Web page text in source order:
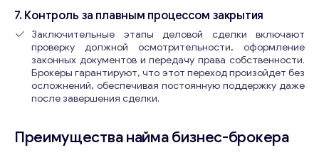
7. Контроль за плавным процессом закрытия
Заключительные этапы деловой сделки включают
проверку должной осмотрительности, оформление
законных документов и передачу права собственности.
Брокеры гарантируют, что этот переход произойдет без
осложнений, обеспечивая постоянную поддержку даже
после завершения сделки.
Преимущества найма бизнес-брокера